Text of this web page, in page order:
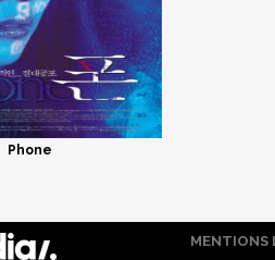
Phone
MENTIONS